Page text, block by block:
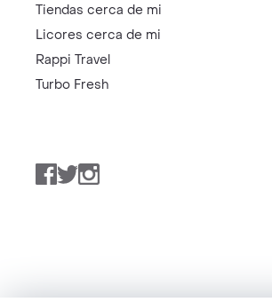
Tiendas cerca de mi
Licores cerca de mi
Rappi Travel
Turbo Fresh
Facebook
TwitterInstagram